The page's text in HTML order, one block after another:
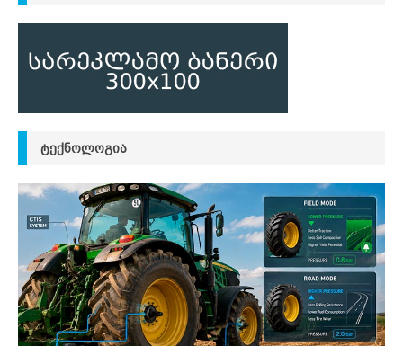
ᲢᲔᲥᲜᲝᲚᲝᲒᲘᲐ